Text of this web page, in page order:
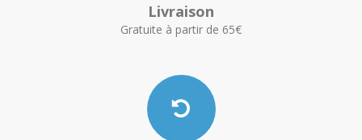
Livraison
Gratuite à partir de 65€